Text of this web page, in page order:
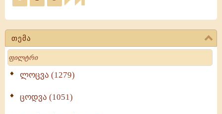
თემა
Search
ლოცვა (1279)
ცოდვა (1051)